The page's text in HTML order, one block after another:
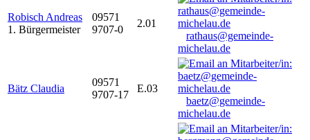
Robisch Andreas
1. Bürgermeister
09571
9707-0
2.01
rathaus@gemeinde-
michelau.de
Bätz Claudia
09571
9707-17
E.03
baetz@gemeinde-
michelau.de